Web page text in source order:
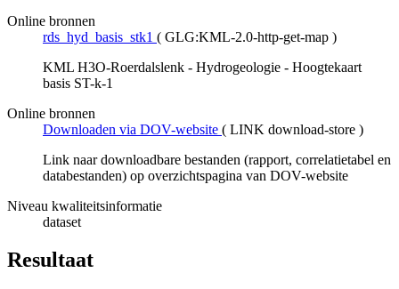
Online bronnen
rds_hyd_basis_stk1 ( GLG:KML-2.0-http-get-map )
KML H3O-Roerdalslenk - Hydrogeologie - Hoogtekaart
basis ST-k-1
Online bronnen
Downloaden via DOV-website ( LINK download-store )
Link naar downloadbare bestanden (rapport, correlatietabel en
databestanden) op overzichtspagina van DOV-website
Niveau kwaliteitsinformatie
dataset
Resultaat